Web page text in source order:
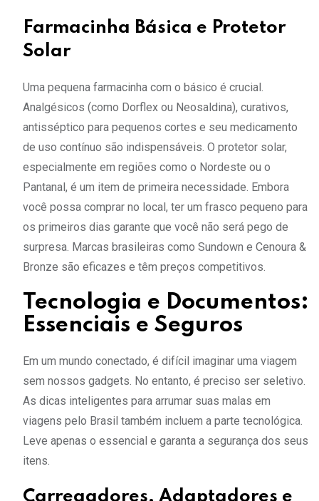
Farmacinha Básica e Protetor
Solar
Uma pequena farmacinha com o básico é crucial.
Analgésicos (como Dorflex ou Neosaldina), curativos,
antisséptico para pequenos cortes e seu medicamento
de uso contínuo são indispensáveis. O protetor solar,
especialmente em regiões como o Nordeste ou o
Pantanal, é um item de primeira necessidade. Embora
você possa comprar no local, ter um frasco pequeno para
os primeiros dias garante que você não será pego de
surpresa. Marcas brasileiras como Sundown e Cenoura &
Bronze são eficazes e têm preços competitivos.
Tecnologia e Documentos:
Essenciais e Seguros
Em um mundo conectado, é difícil imaginar uma viagem
sem nossos gadgets. No entanto, é preciso ser seletivo.
As dicas inteligentes para arrumar suas malas em
viagens pelo Brasil também incluem a parte tecnológica.
Leve apenas o essencial e garanta a segurança dos seus
itens.
Carregadores, Adaptadores e